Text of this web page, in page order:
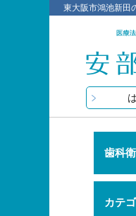
東大阪市鴻池新田
歯科
カテ